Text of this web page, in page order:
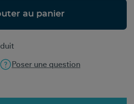
au panier
Poser une question